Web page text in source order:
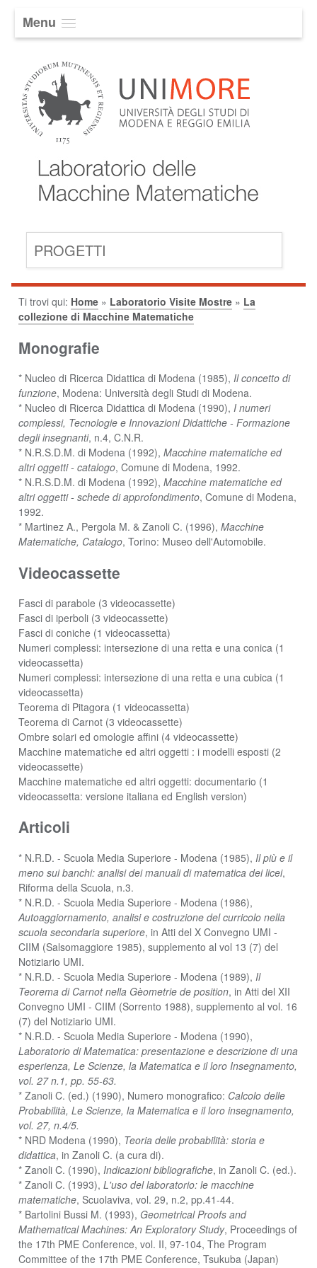
Menu
PROGETTI
Ti trovi qui: Home » Laboratorio Visite Mostre » La
collezione di Macchine Matematiche
Monografie
* Nucleo di Ricerca Didattica di Modena (1985), Il concetto di
funzione, Modena: Università degli Studi di Modena.
* Nucleo di Ricerca Didattica di Modena (1990), I numeri
complessi, Tecnologie e Innovazioni Didattiche - Formazione
degli insegnanti, n.4, C.N.R.
* N.R.S.D.M. di Modena (1992), Macchine matematiche ed
altri oggetti - catalogo, Comune di Modena, 1992.
* N.R.S.D.M. di Modena (1992), Macchine matematiche ed
altri oggetti - schede di approfondimento, Comune di Modena,
1992.
* Martinez A., Pergola M. & Zanoli C. (1996), Macchine
Matematiche, Catalogo, Torino: Museo dell'Automobile.
Videocassette
Fasci di parabole (3 videocassette)
Fasci di iperboli (3 videocassette)
Fasci di coniche (1 videocassetta)
Numeri complessi: intersezione di una retta e una conica (1
videocassetta)
Numeri complessi: intersezione di una retta e una cubica (1
videocassetta)
Teorema di Pitagora (1 videocassetta)
Teorema di Carnot (3 videocassette)
Ombre solari ed omologie affini (4 videocassette)
Macchine matematiche ed altri oggetti : i modelli esposti (2
videocassette)
Macchine matematiche ed altri oggetti: documentario (1
videocassetta: versione italiana ed English version)
Articoli
* N.R.D. - Scuola Media Superiore - Modena (1985), Il più e il
meno sui banchi: analisi dei manuali di matematica dei licei,
Riforma della Scuola, n.3.
* N.R.D. - Scuola Media Superiore - Modena (1986),
Autoaggiornamento, analisi e costruzione del curricolo nella
scuola secondaria superiore, in Atti del X Convegno UMI -
CIIM (Salsomaggiore 1985), supplemento al vol 13 (7) del
Notiziario UMI.
* N.R.D. - Scuola Media Superiore - Modena (1989), Il
Teorema di Carnot nella Gèometrie de position, in Atti del XII
Convegno UMI - CIIM (Sorrento 1988), supplemento al vol. 16
(7) del Notiziario UMI.
* N.R.D. - Scuola Media Superiore - Modena (1990),
Laboratorio di Matematica: presentazione e descrizione di una
esperienza, Le Scienze, la Matematica e il loro Insegnamento,
vol. 27 n.1, pp. 55-63.
* Zanoli C. (ed.) (1990), Numero monografico: Calcolo delle
Probabilità, Le Scienze, la Matematica e il loro insegnamento,
vol. 27, n.4/5.
* NRD Modena (1990), Teoria delle probabilità: storia e
didattica, in Zanoli C. (a cura di).
* Zanoli C. (1990), Indicazioni bibliografiche, in Zanoli C. (ed.).
* Zanoli C. (1993), L'uso del laboratorio: le macchine
matematiche, Scuolaviva, vol. 29, n.2, pp.41-44.
* Bartolini Bussi M. (1993), Geometrical Proofs and
Mathematical Machines: An Exploratory Study, Proceedings of
the 17th PME Conference, vol. II, 97-104, The Program
Committee of the 17th PME Conference, Tsukuba (Japan)